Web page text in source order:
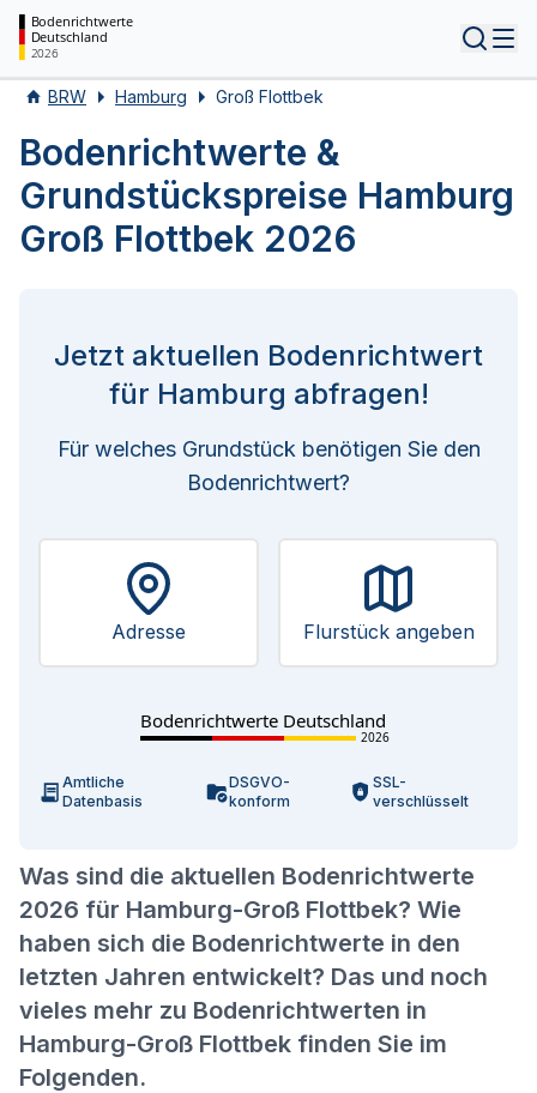
Bodenrichtwerte
Deutschland
2026
BRW Hamburg Groß Flottbek
Bodenrichtwerte &
Grundstückspreise Hamburg
Groß Flottbek 2026
Was sind die aktuellen Bodenrichtwerte
2026 für Hamburg-Groß Flottbek? Wie
haben sich die Bodenrichtwerte in den
letzten Jahren entwickelt? Das und noch
vieles mehr zu Bodenrichtwerten in
Hamburg-Groß Flottbek finden Sie im
Folgenden.
Jetzt aktuellen Bodenrichtwert
für Hamburg abfragen!
Für welches Grundstück benötigen Sie den
Bodenrichtwert?
Adresse Flurstück angeben
Bodenrichtwerte Deutschland
2026
Amtliche
Datenbasis
DSGVO-
konform
SSL-
verschlüsselt